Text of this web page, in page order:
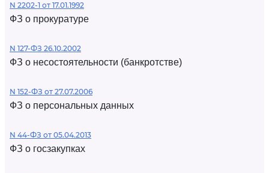
N 2202-1 от 17.01.1992
ФЗ о прокуратуре
N 127-ФЗ 26.10.2002
ФЗ о несостоятельности (банкротстве)
N 152-ФЗ от 27.07.2006
ФЗ о персональных данных
N 44-ФЗ от 05.04.2013
ФЗ о госзакупках